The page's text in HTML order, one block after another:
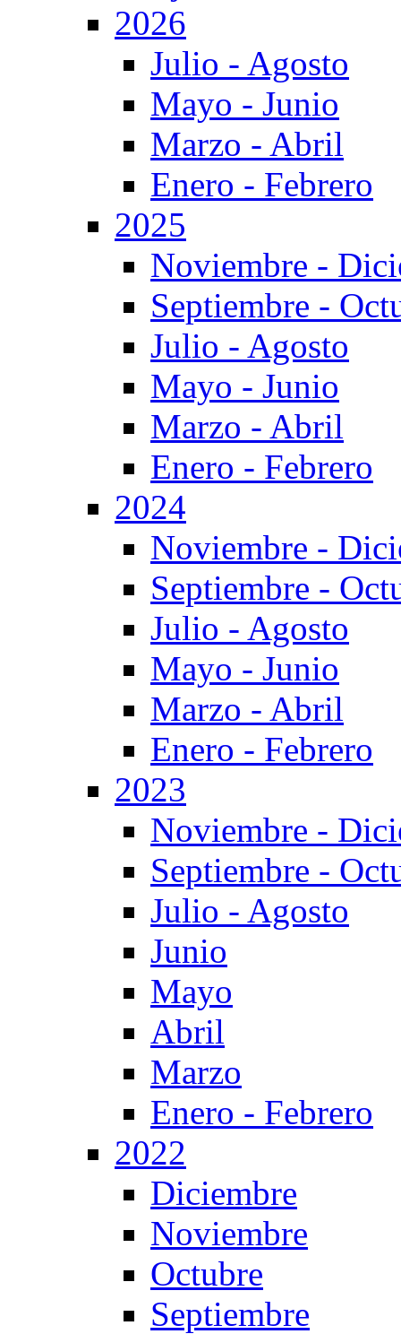
2026
Julio - Agosto
Mayo - Junio
Marzo - Abril
Enero - Febrero
2025
Noviembre -
Septiembre -
Julio - Agosto
Mayo - Junio
Marzo - Abril
Enero - Febrero
2024
Noviembre -
Septiembre -
Julio - Agosto
Mayo - Junio
Marzo - Abril
Enero - Febrero
2023
Noviembre -
Septiembre -
Julio - Agosto
Junio
Mayo
Abril
Marzo
Enero - Febrero
2022
Diciembre
Noviembre
Octubre
Septiembre